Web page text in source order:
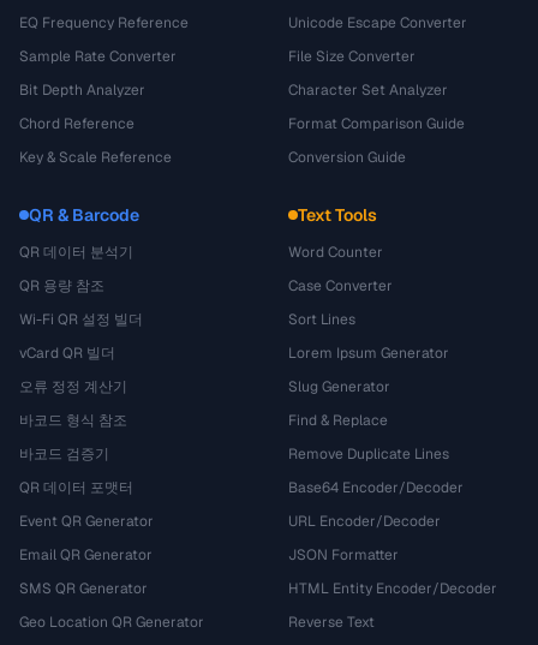
EQ Frequency Reference
Sample Rate Converter
Bit Depth Analyzer
Chord Reference
Key & Scale Reference
Unicode Escape Converter
File Size Converter
Character Set Analyzer
Format Comparison Guide
Conversion Guide
QR & Barcode
QR 데이터 분석기
QR 용량 참조
Wi-Fi QR 설정 빌더
vCard QR 빌더
오류 정정 계산기
바코드 형식 참조
바코드 검증기
QR 데이터 포맷터
Event QR Generator
Email QR Generator
SMS QR Generator
Geo Location QR Generator
Text Tools
Word Counter
Case Converter
Sort Lines
Lorem Ipsum Generator
Slug Generator
Find & Replace
Remove Duplicate Lines
Base64 Encoder/Decoder
URL Encoder/Decoder
JSON Formatter
HTML Entity Encoder/Decoder
Reverse Text